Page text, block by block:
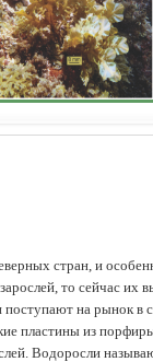
стран, и
то сейчас их
на рынок в
пластины из
Водоросли